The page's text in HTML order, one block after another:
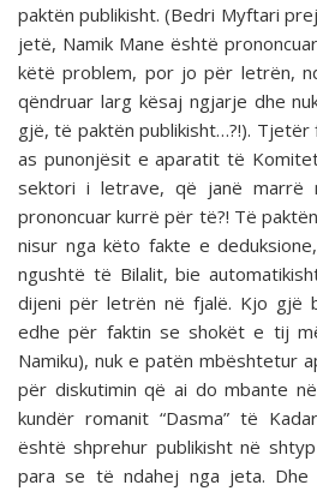
paktën publikisht. (Bedri Myftari
jetë, Namik Mane është
këtë problem, por jo për letrën,
qëndruar larg kësaj ngjarje dhe
gjë, të paktën publikisht…?!).
as punonjësit e aparatit të
sektori i letrave, që janë marrë
prononcuar kurrë për të?! Të
nisur nga këto fakte e
ngushtë të Bilalit, bie
dijeni për letrën në fjalë. Kjo gjë
edhe për faktin se shokët e tij
Namiku), nuk e patën mbështetur
për diskutimin që ai do mbante
kundër romanit “Dasma” të
është shprehur publikisht në
para se të ndahej nga jeta.